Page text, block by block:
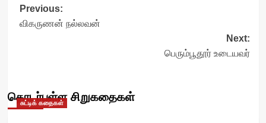
Post
navigation
Previous:
விகருணன் நல்லவன்
Next:
பெரும்பூதூர் உடையவர்
தொடர்புள்ள சிறுகதைகள்
சுட்டிக் கதைகள்